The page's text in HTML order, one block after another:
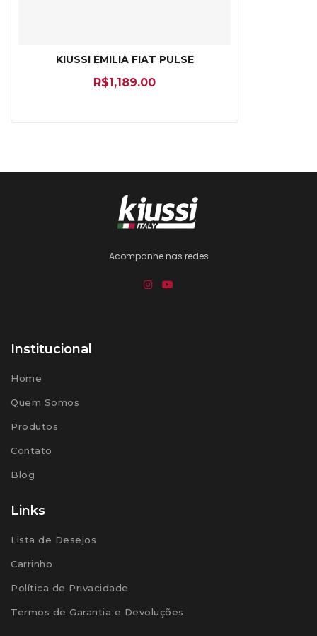
KIUSSI EMILIA FIAT PULSE
R$1,189.00
Acompanhe nas redes
Institucional
Home
Quem Somos
Produtos
Contato
Blog
Links
Lista de Desejos
Carrinho
Política de Privacidade
Termos de Garantia e Devoluções